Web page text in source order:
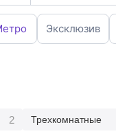
Эксклюзив
2 Трехкомнатные